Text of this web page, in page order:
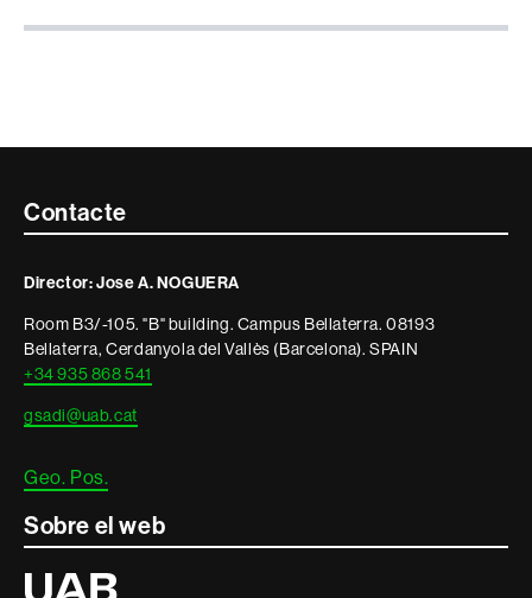
Contacte
informació
legal
Contacte
Director: Jose A. NOGUERA
Room B3/-105. "B" building. Campus Bellaterra. 08193
Bellaterra, Cerdanyola del Vallès (Barcelona). SPAIN
+34 935 868 541
gsadi@uab.cat
Geo. Pos.
Sobre el web
Universitat
Autònoma